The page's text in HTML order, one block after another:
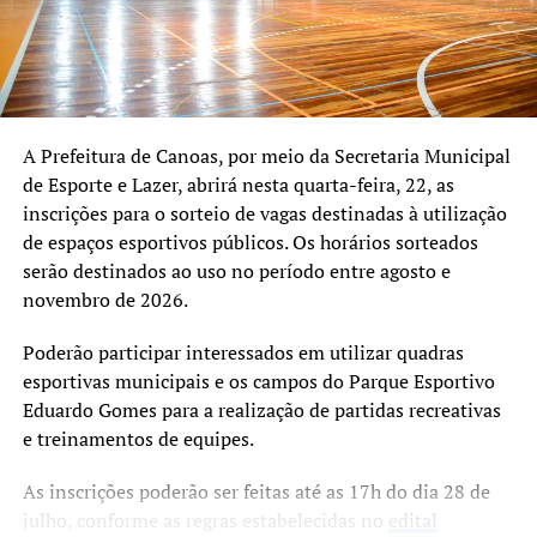
com o secretário Ely Silva, o coordenador do curso,
professor Marcelo Mendes, da escola de formação Futuro
Craque Academy, e a equipe de professores responsáveis
pelas aulas, destacaram a importância da parceria para a
O secretário Ely Silva ressaltou o sentimento de
continuidade do trabalho desenvolvido pelo sindicato
para manter a realização do curso profissionalizante,
considerado um legado das gestões anteriores.
período da próxima edição do curso, que deverá seguir
com a proposta de ampliar a capacitação e a qualificação
de profissionais voltados ao futebol de alto rendimento.
A Prefeitura de Canoas, por meio da Secretaria Municipal
de Esporte e Lazer, abrirá nesta quarta-feira, 22, as
inscrições para o sorteio de vagas destinadas à utilização
de espaços esportivos públicos. Os horários sorteados
serão destinados ao uso no período entre agosto e
novembro de 2026.
Poderão participar interessados em utilizar quadras
esportivas municipais e os campos do Parque Esportivo
Eduardo Gomes para a realização de partidas recreativas
e treinamentos de equipes.
As inscrições poderão ser feitas até as 17h do dia 28 de
julho, conforme as regras estabelecidas no edital